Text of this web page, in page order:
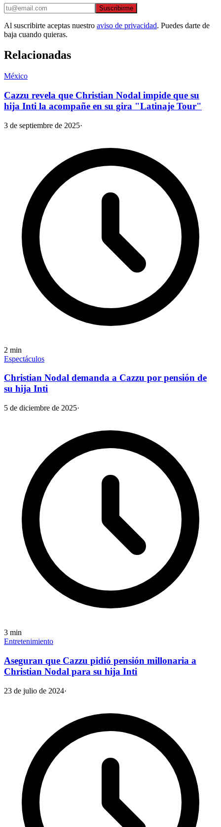
Suscribirme
Al suscribirte aceptas nuestro aviso de privacidad. Puedes darte de
baja cuando quieras.
Relacionadas
México
Cazzu revela que Christian Nodal impide que su
hija Inti la acompañe en su gira "Latinaje Tour"
3 de septiembre de 2025·
2 min
Espectáculos
Christian Nodal demanda a Cazzu por pensión de
su hija Inti
5 de diciembre de 2025·
3 min
Entretenimiento
Aseguran que Cazzu pidió pensión millonaria a
Christian Nodal para su hija Inti
23 de julio de 2024·